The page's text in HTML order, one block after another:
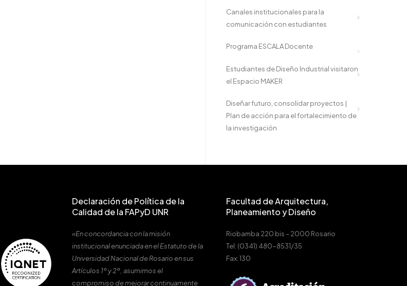
Canales institucionales para la
comunicación con estudiantes
Programa ESCALA Docente
Estudiantes de Diseño Industrial visitaron
el Espacio MAKER
Diseñar futuro, consolidar proyectos |
Plan de acción para el fortalecimiento de
la investigación
Declaración de Política de la
Calidad de la FAPyD UNR
«En concordancia con la misión
institucional enunciada en el Estatuto de la
Universidad Nacional de Rosario en sus
Artículos 1º y 2º, asumimos el
compromiso de mejorar continuamente
Facultad de Arquitectura,
Planeamiento y Diseño
Riobamba 220 bis – 2000 Rosario
Tel: (0341) 480-8531/35
Fax: 130